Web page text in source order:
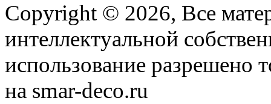
Copyright © 2026, Все
интеллектуальной
использование разрешено
на smar-deco.ru